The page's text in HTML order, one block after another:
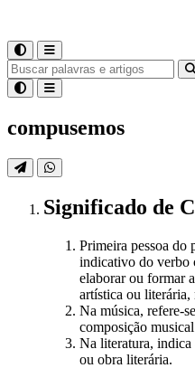
compusemos
Significado de
Primeira pessoa do
indicativo do verbo
elaborar ou formar
artística ou literária,
Na música, refere-
composição
Na literatura, indica
ou obra literária.